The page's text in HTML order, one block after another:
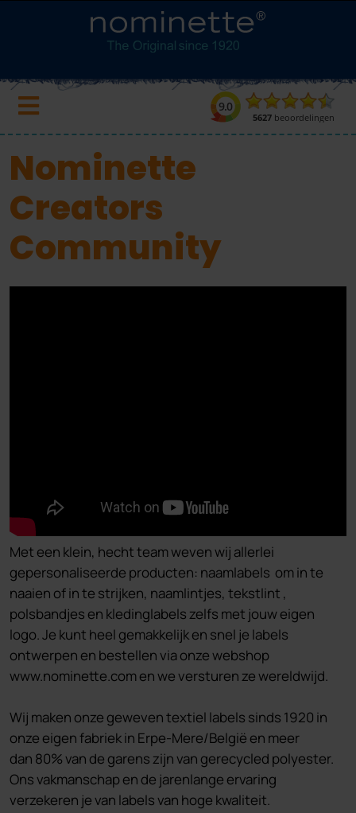
Nominette
Creators
Community
Met een klein, hecht team weven wij allerlei
gepersonaliseerde producten: naamlabels om in te
naaien of in te strijken, naamlintjes, tekstlint ,
polsbandjes en kledinglabels zelfs met jouw eigen
logo. Je kunt heel gemakkelijk en snel je labels
ontwerpen en bestellen via onze webshop
www.nominette.com en we versturen ze wereldwijd.
Wij maken onze geweven textiel labels sinds 1920 in
onze eigen fabriek in Erpe-Mere/België en meer
dan 80% van de garens zijn van gerecycled polyester.
Ons vakmanschap en de jarenlange ervaring
verzekeren je van labels van hoge kwaliteit.